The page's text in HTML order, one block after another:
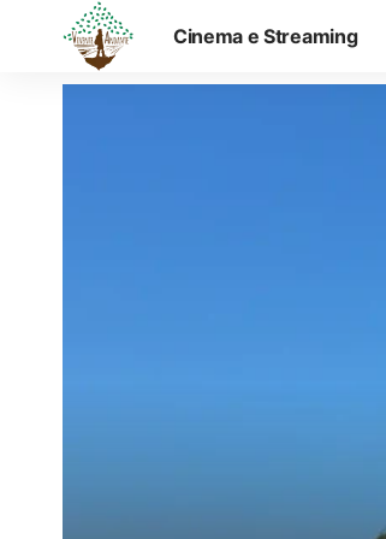
Cinema e Streaming